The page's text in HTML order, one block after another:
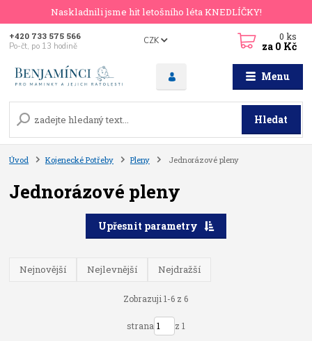
Naskladnili jsme hit letošního léta KNEDLÍČKY!
Menu
CZK
Hledat
+420 733 575 566
Po-čt, po 13 hodině
0ks
za 0 Kč
Úvod Kojenecké Potřeby Pleny Jednorázové pleny
Jednorázové pleny
Upřesnit parametry
Nejnovější Nejlevnější Nejdražší
Zobrazuji 1-6 z 6
strana z 1